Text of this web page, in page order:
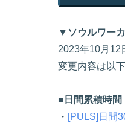
▼ソウルワー
2023年10月12
変更内容は以
■日間累積時間
・ [PULS]日間